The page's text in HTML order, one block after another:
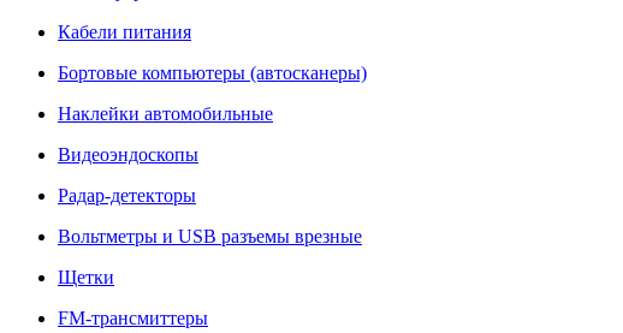
Кабели питания
Бортовые компьютеры (автосканеры)
Наклейки автомобильные
Видеоэндоскопы
Радар-детекторы
Вольтметры и USB разъемы врезные
Щетки
FM-трансмиттеры